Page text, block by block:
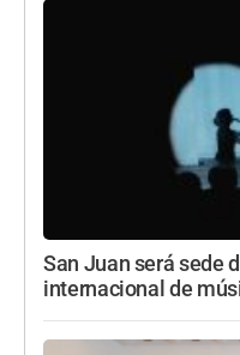
San Juan será sede
internacional de